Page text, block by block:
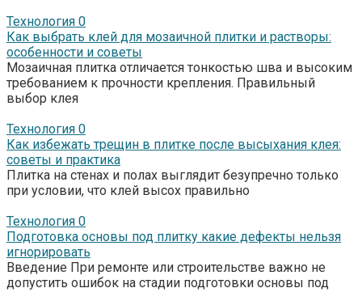
Технология 0
Как выбрать клей для мозаичной плитки и растворы:
особенности и советы
Мозаичная плитка отличается тонкостью шва и высоким
требованием к прочности крепления. Правильный
выбор клея
Технология 0
Как избежать трещин в плитке после высыхания клея:
советы и практика
Плитка на стенах и полах выглядит безупречно только
при условии, что клей высох правильно
Технология 0
Подготовка основы под плитку какие дефекты нельзя
игнорировать
Введение При ремонте или строительстве важно не
допустить ошибок на стадии подготовки основы под